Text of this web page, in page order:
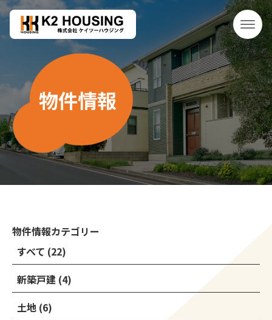
物件情報
物件情報カテゴリー
すべて (22)
新築戸建 (4)
土地 (6)